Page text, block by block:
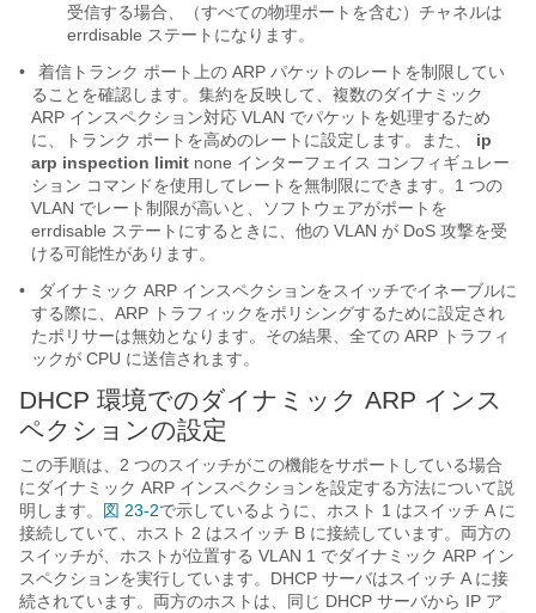
受信する場合、（すべての物理ポートを含む）チャネルは
errdisable ステートになります。
•
着信トランク ポート上の ARP パケットのレートを制限してい
ることを確認します。集約を反映して、複数のダイナミック
ARP インスペクション対応 VLAN でパケットを処理するため
に、トランク ポートを高めのレートに設定します。また、
ip
arp inspection limit none インターフェイス コンフィギュレー
ション コマンドを使用してレートを無制限にできます。1 つの
VLAN でレート制限が高いと、ソフトウェアがポートを
errdisable ステートにするときに、他の VLAN が DoS 攻撃を受
ける可能性があります。
•
ダイナミック ARP インスペクションをスイッチでイネーブルに
する際に、ARP トラフィックをポリシングするために設定され
たポリサーは無効となります。その結果、全ての ARP トラフィ
ックが CPU に送信されます。
DHCP 環境でのダイナミック ARP インス
ペクションの設定
この手順は、2 つのスイッチがこの機能をサポートしている場合
にダイナミック ARP インスペクションを設定する方法について説
明します。 図 23-2で示しているように、ホスト 1 はスイッチ A に
接続していて、ホスト 2 はスイッチ B に接続しています。両方の
スイッチが、ホストが位置する VLAN 1 でダイナミック ARP イン
スペクションを実行しています。DHCP サーバはスイッチ A に接
続されています。両方のホストは、同じ DHCP サーバから IP ア